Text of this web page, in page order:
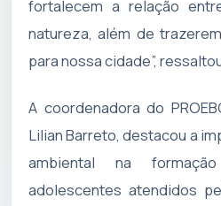
fortalecem a relação
natureza, além de
para nossa cidade”,
A coordenadora do
Lilian Barreto, destacou a
ambiental na
adolescentes atendidos